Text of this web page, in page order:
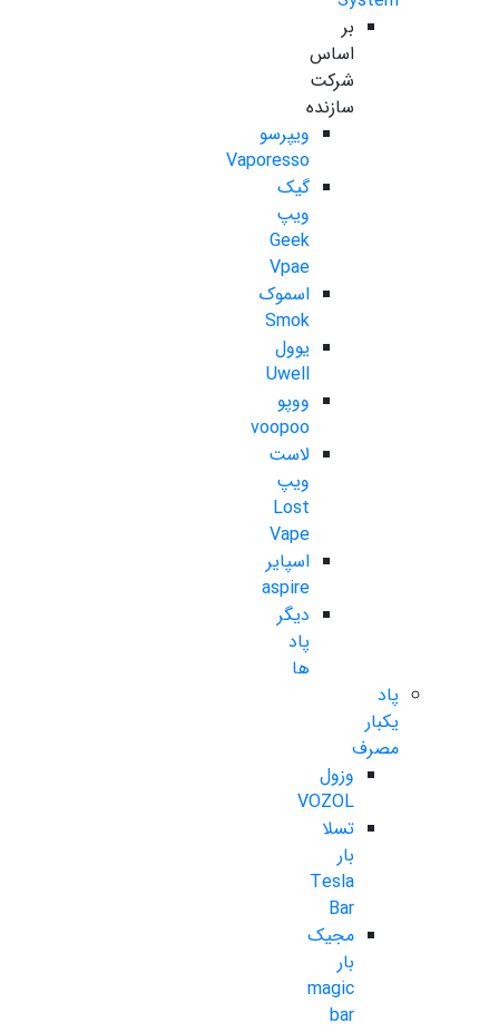
بر
اساس
شرکت
سازنده
ویپرسو
Vaporesso
گیک
ویپ
Geek
Vpae
اسموک
Smok
یوول
Uwell
ووپو
voopoo
لاست
ویپ
Lost
Vape
اسپایر
aspire
دیگر
پاد
ها
پاد
یکبار
مصرف
وزول
VOZOL
تسلا
بار
Tesla
Bar
مجیک
بار
magic
bar